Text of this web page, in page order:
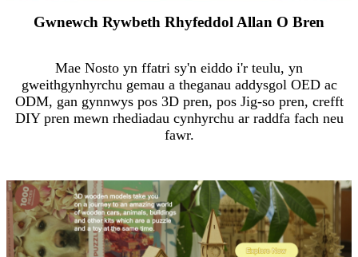
Gwnewch Rywbeth Rhyfeddol Allan O Bren
Mae Nosto yn ffatri sy'n eiddo i'r teulu, yn
gweithgynhyrchu gemau a theganau addysgol OED ac
ODM, gan gynnwys pos 3D pren, pos Jig-so pren, crefft
DIY pren mewn rhediadau cynhyrchu ar raddfa fach neu
fawr.